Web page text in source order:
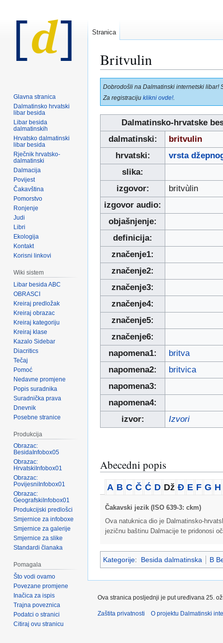
Britvulin
Prijeđi
na
navigaciju
Prijeđi
na
pretraživanje
Dobrodošli na Dalmatinski internetski libar!
Za registraciju klikni ovde!
Dalmatinsko-hrvatske
dalmatinski:
britvulin
hrvatski:
vrsta
slika:
izgovor:
britvùlin
izgovor audio:
objašnjenje:
definicija:
značenje1:
značenje2:
značenje3:
značenje4:
značenje5:
značenje6:
napomena1:
britva
napomena2:
britvica
napomena3:
napomena4:
izvor:
Izvori
Abecedni popis
A B C Č Ć D Dž Đ E F G H
Čakavski jezik (ISO 639-3: ckm)
Ova natuknica dio je Dalmatinsko-
jezičnu baštinu Dalmacije te pridonosi
Kategorije: Besida dalmatinska B
Stranica
Glavna stranica
Dalmatinsko hrvatski
libar besida
Libar besida
dalmatinskih
Hrvatsko dalmatinski
libar besida
Rječnik hrvatsko-
dalmatinski
Dalmacija
Povijest
Čakavština
Pomorstvo
Ronjenje
Judi
Libri
Ekologija
Kontakt
Korisni linkovi
Wiki sistem
Libar besida ABC
OBRASCI
Kreiraj predložak
Kreiraj obrazac
Kreiraj kategoriju
Kreiraj klase
Kazalo Sidebar
Diacritics
Tečaj
Pomoć
Nedavne promjene
Popis suradnika
Suradnička prava
Dnevnik
Posebne stranice
Produkcija
Obrazac:
BesidaInfobox05
Obrazac:
HrvatskiInfobox01
Obrazac:
PovijesniInfobox01
Obrazac:
GeografskiInfobox01
Produkcijski predlošci
Smjernice za infoboxe
Smjernice za galerije
Smjernice za slike
Standardi članaka
Pomagala
Što vodi ovamo
Povezane promjene
Inačica za ispis
Trajna poveznica
Podatci o stranici
Citiraj ovu stranicu
Ova stranica posljednji je put uređivana 25.
Zaštita privatnosti O projektu Dalmatinski